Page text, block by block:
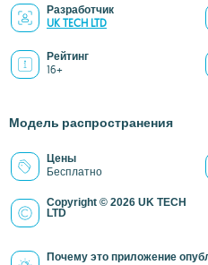
Разработчик
UK TECH LTD
Рейтинг
16+
Модель распространения
Цены
Бесплатно
Copyright © 2026 UK TECH
LTD
Почему это приложение